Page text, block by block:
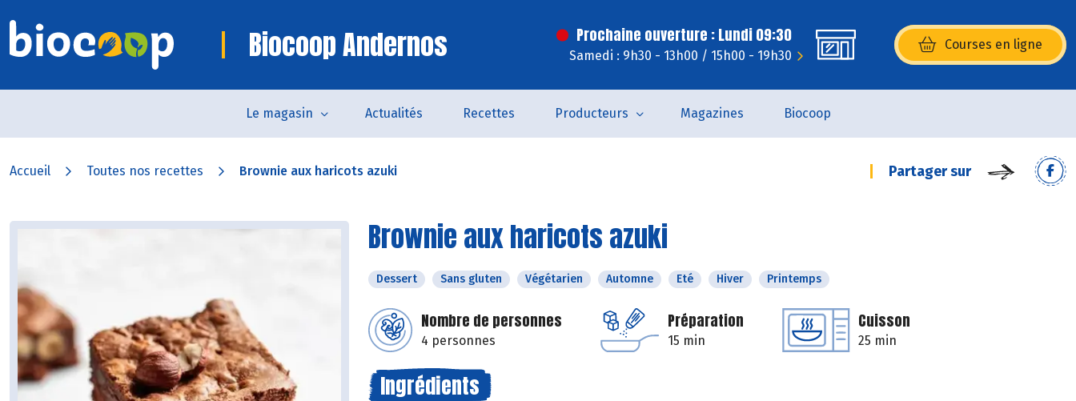
Biocoop Andernos Prochaine ouverture : Lundi 09:30
Samedi : 9h30 - 13h00 / 15h00 - 19h30
Courses en ligne
(s’ouvre dans une nouvelle
Le magasin Actualités Recettes Producteurs Magazines Biocoop
Accueil Toutes nos recettes Brownie aux haricots azuki Partager sur
Brownie aux haricots azuki
Dessert Sans gluten Végétarien Automne Eté Hiver Printemps
Nombre de personnes
4 personnes
Préparation
15 min
Cuisson
25 min
Ingrédients